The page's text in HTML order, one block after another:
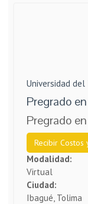
Universidad del
Pregrado
Pregrado
Recibir Costos
Modalidad:
Virtual
Ciudad:
Ibagué, Tolima